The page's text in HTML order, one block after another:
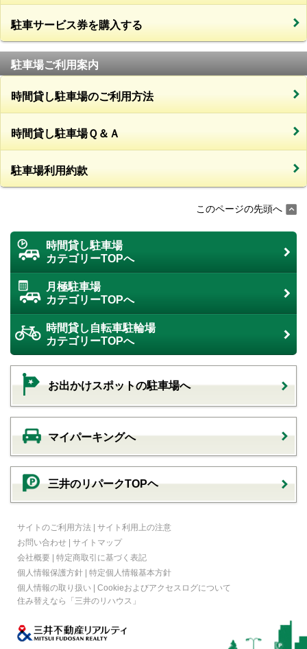
駐車サービス券を購入する
駐車場ご利用案内
時間貸し駐車場のご利用方法
時間貸し駐車場Ｑ＆Ａ
駐車場利用約款
このページの先頭へ
時間貸し駐車場
カテゴリーTOPへ
月極駐車場
カテゴリーTOPへ
時間貸し自転車駐輪場
カテゴリーTOPへ
お出かけスポットの駐車場へ
マイパーキングへ
三井のリパークTOPヘ
サイトのご利用方法 | サイト利用上の注意
お問い合わせ | サイトマップ
会社概要 | 特定商取引に基づく表記
個人情報保護方針 | 特定個人情報基本方針
個人情報の取り扱い | Cookieおよびアクセスログについて
住み替えなら
「三井のリハウス」